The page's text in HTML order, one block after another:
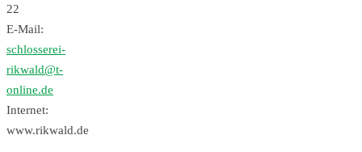
22
E-Mail:
schlosserei-
rikwald@t-
online.de
Internet:
www.rikwald.de